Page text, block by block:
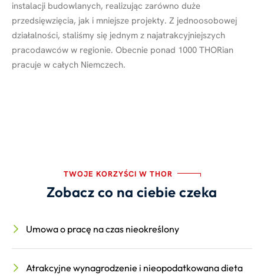
instalacji budowlanych, realizując zarówno duże
przedsięwzięcia, jak i mniejsze projekty. Z jednoosobowej
działalności, staliśmy się jednym z najatrakcyjniejszych
pracodawców w regionie. Obecnie ponad 1000 THORian
pracuje w całych Niemczech.
TWOJE KORZYŚCI W THOR
Zobacz co na ciebie czeka
Umowa o pracę na czas nieokreślony
Atrakcyjne wynagrodzenie i nieopodatkowana dieta